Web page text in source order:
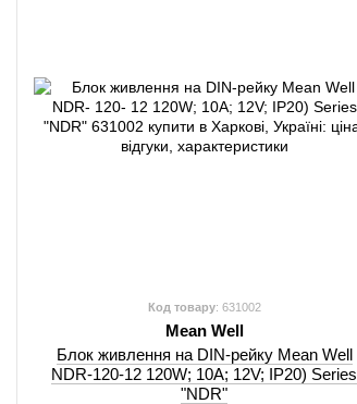
Код товару: 631002
Mean Well
Блок живлення на DIN-рейку Mean Well
NDR-120-12 120W; 10A; 12V; IP20) Series
"NDR"